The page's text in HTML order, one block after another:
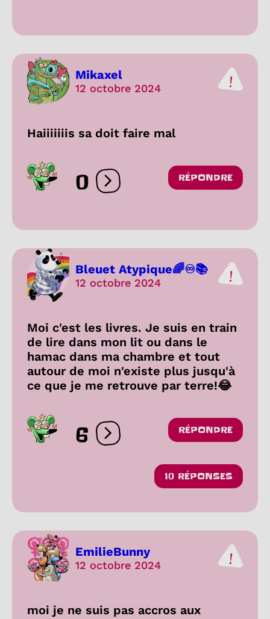
Mikaxel
12 octobre 2024
Haiiiiiiis sa doit faire mal
0 Ouvrir les réactions
RÉPONDRE
Bleuet Atypique🌈♾️📚
12 octobre 2024
Moi c'est les livres. Je suis en train
de lire dans mon lit ou dans le
hamac dans ma chambre et tout
autour de moi n'existe plus jusqu'à
ce que je me retrouve par terre!😂
6 Ouvrir les réactions
RÉPONDRE
10 RÉPONSES
EmilieBunny
12 octobre 2024
moi je ne suis pas accros aux